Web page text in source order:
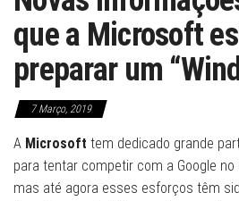
que a Microsoft
preparar um
7 Março, 2019
A Microsoft tem dedicado grande
para tentar competir com a Google no
mas até agora esses esforços têm